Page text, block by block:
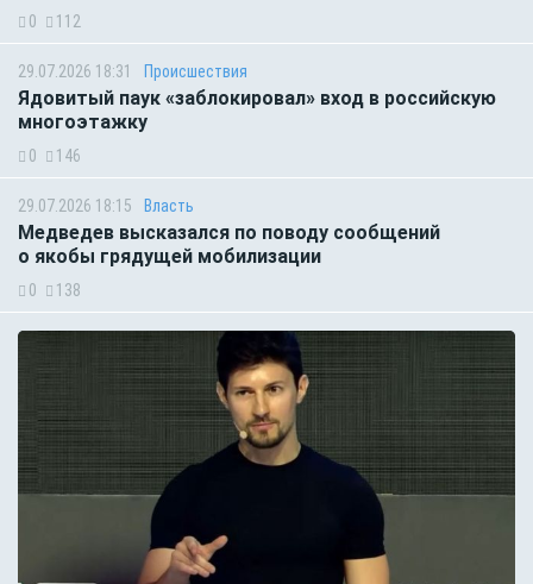
0 112
29.07.2026 18:31 Происшествия
Ядовитый паук «заблокировал» вход в российскую
многоэтажку
0 146
29.07.2026 18:15 Власть
Медведев высказался по поводу сообщений
о якобы грядущей мобилизации
0 138